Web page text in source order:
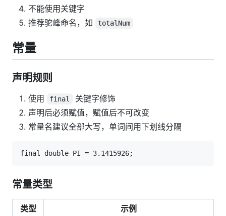
不能使用关键字
推荐驼峰命名，如
totalNum
常量
声明规则
使用 final
关键字修饰
声明后必须赋值，赋值后不可改变
常量名建议全部大写，单词间用下划线分隔
常量类型
类型
示例